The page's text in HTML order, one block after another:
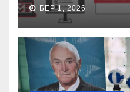
БЕР 1, 2026